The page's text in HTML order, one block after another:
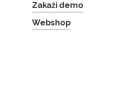
Zakaži demo
Webshop